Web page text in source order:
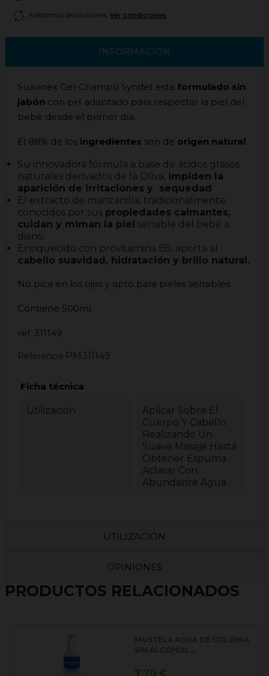
Aceptamos devoluciones. Ver condiciones
INFORMACIÓN
Suavinex Gel-Champú Syndet esta formulado sin
jabón con pH adaptado para respectar la piel del
bebe desde el primer día.
El 88% de los ingredientes son de origen natural:
Su innovadora fórmula a base de ácidos grasos
naturales derivados de la Oliva, impiden la
aparición de irritaciones y sequedad
El extracto de manzanilla, tradicionalmente
conocidos por sus propiedades calmantes,
cuidan y miman la piel sensible del bebé a
diario.
Enriquecido con provitamina B5, aporta al
cabello suavidad, hidratación y brillo natural.
No pica en los ojos y apto para pieles sensibles.
Contiene 500ml.
ref. 311149
Referencia PM311149
Ficha técnica
Utilización
Aplicar Sobre El
Cuerpo Y Cabello
Realizando Un
Suave Masaje Hasta
Obtener Espuma
Aclarar Con
Abundante Agua
UTILIZACIÓN
OPINIONES
PRODUCTOS RELACIONADOS
Precio
7,70 €